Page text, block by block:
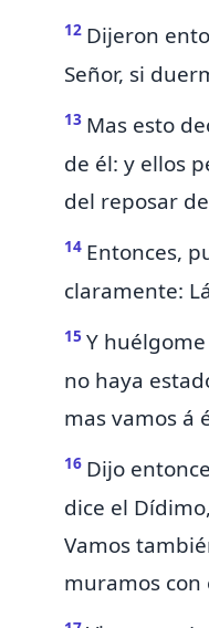
12 Dijeron
Señor, si
13 Mas esto
de él: y ellos
del reposar
14 Entonces,
claramente:
15 Y
no haya
mas vamos á
16 Dijo
dice el
Vamos
muramos con